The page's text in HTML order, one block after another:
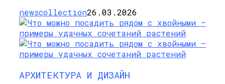
newscollection26.03.2026
АРХИТЕКТУРА И ДИЗАЙН